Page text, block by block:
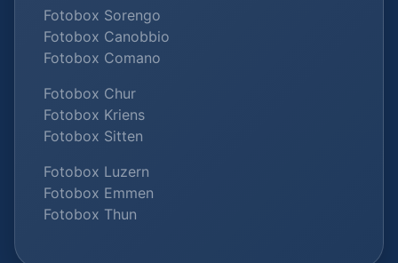
Fotobox Sorengo
Fotobox Canobbio
Fotobox Comano
Fotobox Chur
Fotobox Kriens
Fotobox Sitten
Fotobox Luzern
Fotobox Emmen
Fotobox Thun